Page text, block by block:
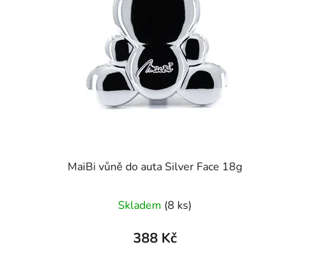
MaiBi vůně do auta Silver Face 18g
hodnocení
produktu
Skladem (8 ks)
388 Kč